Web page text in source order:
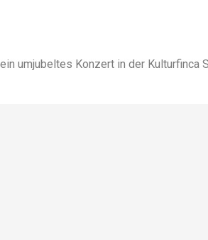
umjubeltes Konzert in der Kulturfinca